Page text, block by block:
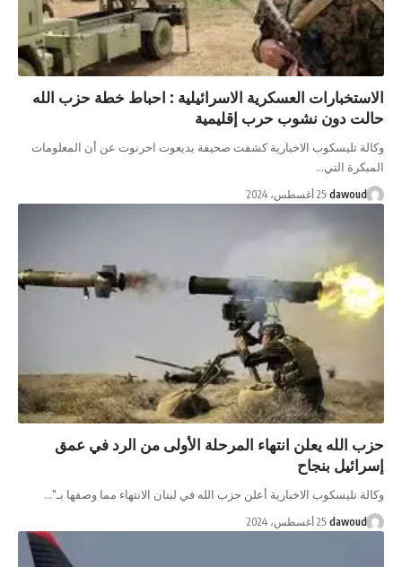
الاستخبارات العسكرية الاسرائيلية : احباط خطة حزب الله
حالت دون نشوب حرب إقليمية
وكالة تليسكوب الاخبارية كشفت صحيفة يديعوت احرنوت عن أن المعلومات
المبكرة التي…
dawoud 25 أغسطس، 2024
حزب الله يعلن انتهاء المرحلة الأولى من الرد في عمق
إسرائيل بنجاح
وكالة تليسكوب الاخبارية أعلن حزب الله في لبنان الانتهاء مما وصفها بـ"…
dawoud 25 أغسطس، 2024